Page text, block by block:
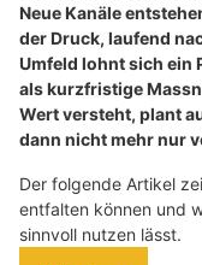
Neue Kanäle
der Druck, laufend
Umfeld lohnt sich ein
als kurzfristige
Wert versteht, plant
dann nicht mehr nur
Der folgende Artikel
entfalten können und
sinnvoll nutzen lässt.